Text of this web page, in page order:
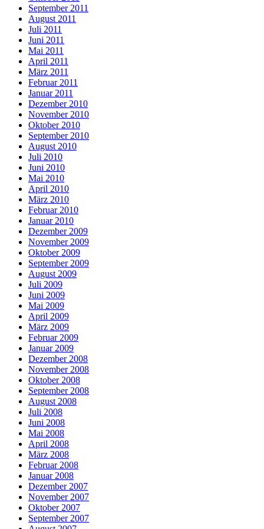
September 2011
August 2011
Juli 2011
Juni 2011
Mai 2011
April 2011
März 2011
Februar 2011
Januar 2011
Dezember 2010
November 2010
Oktober 2010
September 2010
August 2010
Juli 2010
Juni 2010
Mai 2010
April 2010
März 2010
Februar 2010
Januar 2010
Dezember 2009
November 2009
Oktober 2009
September 2009
August 2009
Juli 2009
Juni 2009
Mai 2009
April 2009
März 2009
Februar 2009
Januar 2009
Dezember 2008
November 2008
Oktober 2008
September 2008
August 2008
Juli 2008
Juni 2008
Mai 2008
April 2008
März 2008
Februar 2008
Januar 2008
Dezember 2007
November 2007
Oktober 2007
September 2007